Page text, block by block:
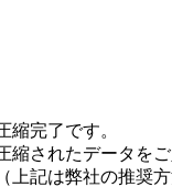
縮完了です。
縮されたデータを
（上記は弊社の推奨